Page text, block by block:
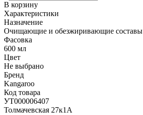
В корзину
Характеристики
Назначение
Очищающие и обезжиривающие составы
Фасовка
600 мл
Цвет
Не выбрано
Бренд
Kangaroo
Код товара
УТ000006407
Толмачевская 27к1А